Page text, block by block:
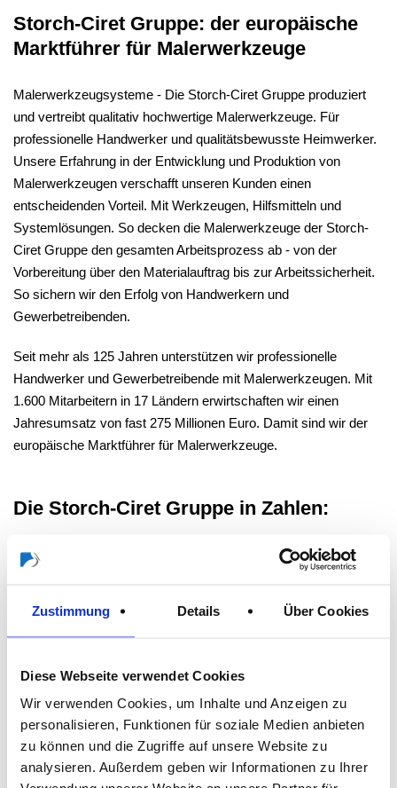
Zustimmung Details Über Cookies
Diese Webseite verwendet Cookies
Wir verwenden Cookies, um Inhalte und Anzeigen zu
personalisieren, Funktionen für soziale Medien anbieten
zu können und die Zugriffe auf unsere Website zu
analysieren. Außerdem geben wir Informationen zu Ihrer
Storch-Ciret Gruppe: der europäische
Marktführer für Malerwerkzeuge
Malerwerkzeugsysteme - Die Storch-Ciret Gruppe produziert
und vertreibt qualitativ hochwertige Malerwerkzeuge. Für
professionelle Handwerker und qualitätsbewusste Heimwerker.
Unsere Erfahrung in der Entwicklung und Produktion von
Malerwerkzeugen verschafft unseren Kunden einen
entscheidenden Vorteil. Mit Werkzeugen, Hilfsmitteln und
Systemlösungen. So decken die Malerwerkzeuge der Storch-
Ciret Gruppe den gesamten Arbeitsprozess ab - von der
Vorbereitung über den Materialauftrag bis zur Arbeitssicherheit.
So sichern wir den Erfolg von Handwerkern und
Gewerbetreibenden.
Seit mehr als 125 Jahren unterstützen wir professionelle
Handwerker und Gewerbetreibende mit Malerwerkzeugen. Mit
1.600 Mitarbeitern in 17 Ländern erwirtschaften wir einen
Jahresumsatz von fast 275 Millionen Euro. Damit sind wir der
europäische Marktführer für Malerwerkzeuge.
Die Storch-Ciret Gruppe in Zahlen:
1 600 Beschäftigte
100-prozentige Konzentration auf Lackierwerkzeuge
Nr. 1 in Europa
Seit 1896 in Familienbesitz
Mehr als 18.000 Produkte aus eigener Herstellung